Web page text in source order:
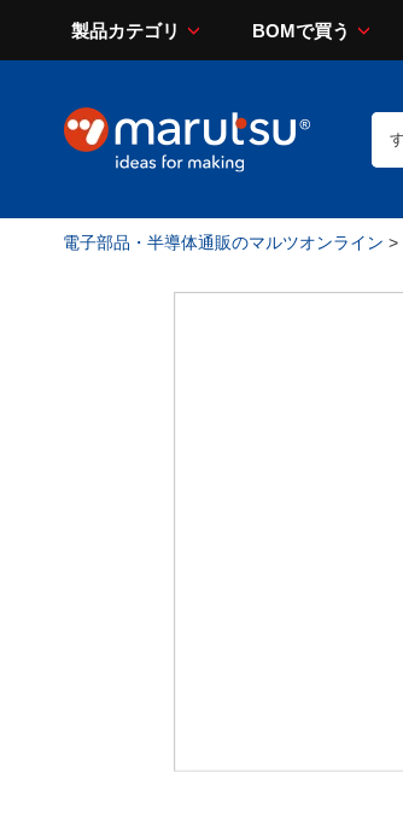
製品カテゴリ BOMで買う
電子部品・半導体通販のマルツオンライン >